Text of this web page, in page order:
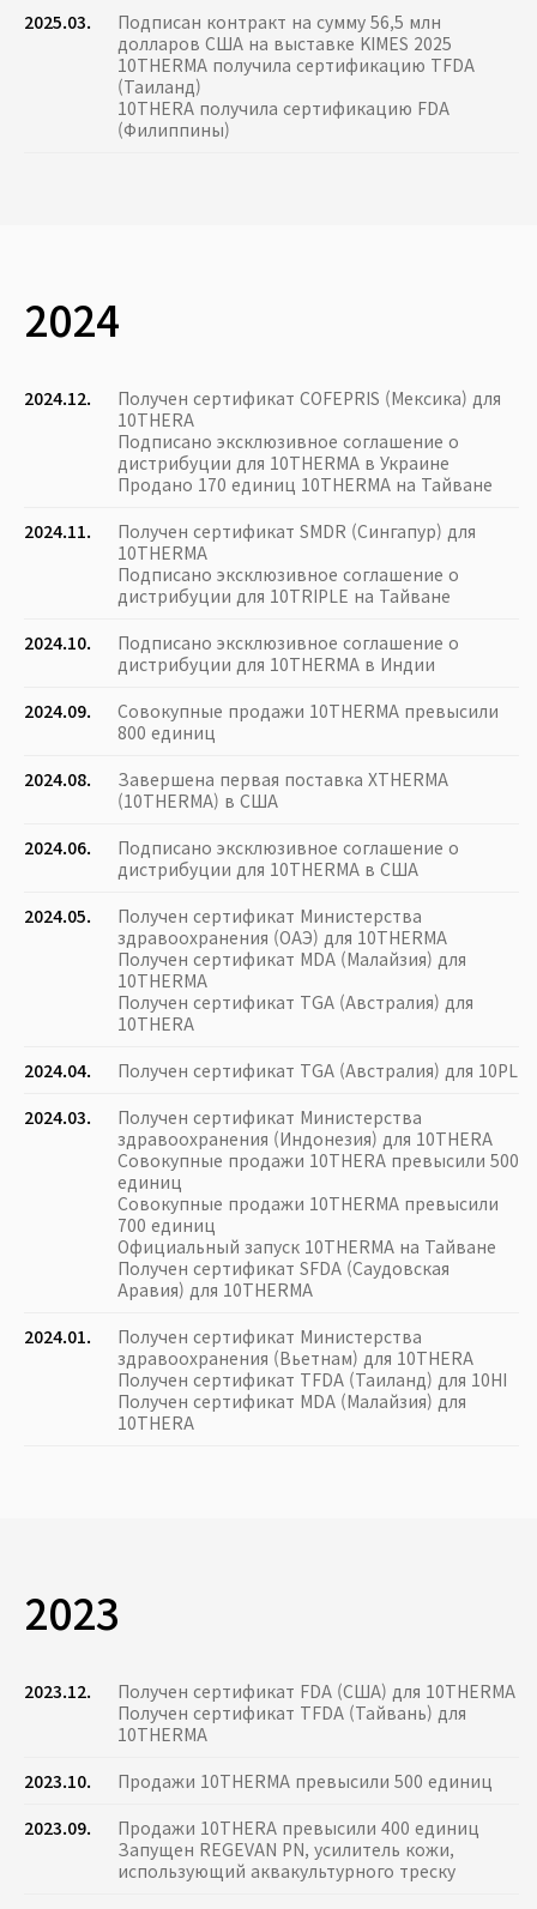
2025.03.
Подписан контракт на сумму 56,5 млн
долларов США на выставке KIMES 2025
10THERMA получила сертификацию TFDA
(Таиланд)
10THERA получила сертификацию FDA
(Филиппины)
2024
2024.12.
Получен сертификат COFEPRIS (Мексика) для
10THERA
Подписано эксклюзивное соглашение о
дистрибуции для 10THERMA в Украине
Продано 170 единиц 10THERMA на Тайване
2024.11.
Получен сертификат SMDR (Сингапур) для
10THERMA
Подписано эксклюзивное соглашение о
дистрибуции для 10TRIPLE на Тайване
2024.10.
Подписано эксклюзивное соглашение о
дистрибуции для 10THERMA в Индии
2024.09.
Совокупные продажи 10THERMA превысили
800 единиц
2024.08.
Завершена первая поставка XTHERMA
(10THERMA) в США
2024.06.
Подписано эксклюзивное соглашение о
дистрибуции для 10THERMA в США
2024.05.
Получен сертификат Министерства
здравоохранения (ОАЭ) для 10THERMA
Получен сертификат MDA (Малайзия) для
10THERMA
Получен сертификат TGA (Австралия) для
10THERA
2024.04.
Получен сертификат TGA (Австралия) для 10PL
2024.03.
Получен сертификат Министерства
здравоохранения (Индонезия) для 10THERA
Совокупные продажи 10THERA превысили 500
единиц
Совокупные продажи 10THERMA превысили
700 единиц
Официальный запуск 10THERMA на Тайване
Получен сертификат SFDA (Саудовская
Аравия) для 10THERMA
2024.01.
Получен сертификат Министерства
здравоохранения (Вьетнам) для 10THERA
Получен сертификат TFDA (Таиланд) для 10HI
Получен сертификат MDA (Малайзия) для
10THERA
2023
2023.12.
Получен сертификат FDA (США) для 10THERMA
Получен сертификат TFDA (Тайвань) для
10THERMA
2023.10.
Продажи 10THERMA превысили 500 единиц
2023.09.
Продажи 10THERA превысили 400 единиц
Запущен REGEVAN PN, усилитель кожи,
использующий аквакультурного треску